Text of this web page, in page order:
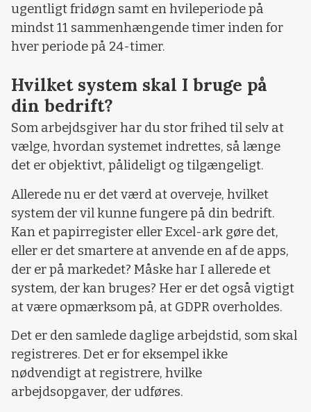
ugentligt fridøgn samt en hvileperiode på
mindst 11 sammenhængende timer inden for
hver periode på 24-timer.
Hvilket system skal I bruge på
din bedrift?
Som arbejdsgiver har du stor frihed til selv at
vælge, hvordan systemet indrettes, så længe
det er objektivt, pålideligt og tilgængeligt.
Allerede nu er det værd at overveje, hvilket
system der vil kunne fungere på din bedrift.
Kan et papirregister eller Excel-ark gøre det,
eller er det smartere at anvende en af de apps,
der er på markedet? Måske har I allerede et
system, der kan bruges? Her er det også vigtigt
at være opmærksom på, at GDPR overholdes.
Det er den samlede daglige arbejdstid, som skal
registreres. Det er for eksempel ikke
nødvendigt at registrere, hvilke
arbejdsopgaver, der udføres.